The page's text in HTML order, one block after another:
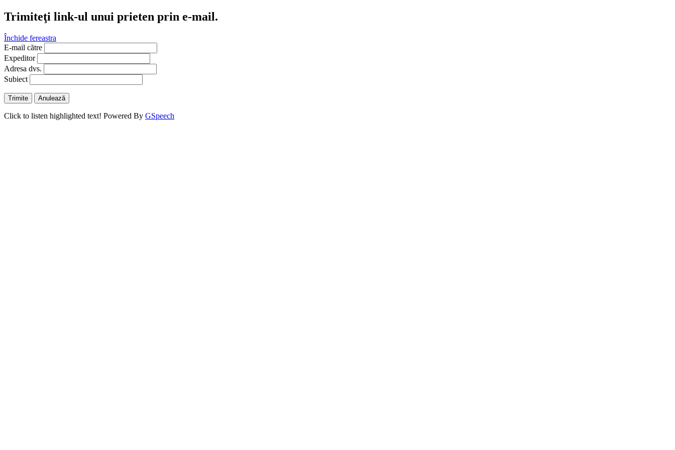
Trimiteţi link-ul unui prieten prin e-mail.
Închide fereastra
E-mail către
Expeditor
Adresa dvs.
Subiect
Trimite Anulează
Click to listen highlighted text! Powered By GSpeech